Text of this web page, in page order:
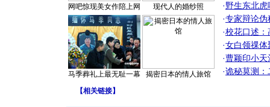
网吧惊现美女作陪上网 现代人的婚纱照
马季葬礼上最无耻一幕 揭密日本的情人旅馆
·野生东北
·专家辩论伪
·校花口述：
·女白领祼体
·曹颖印小天
·诡秘莫测：
【相关链接】